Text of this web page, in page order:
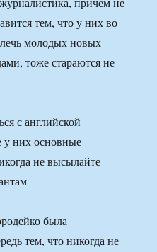
тем, что у них во
молодых новых
тоже стараются не
с английской
у них основные
не высылайте
была
тем, что никогда не